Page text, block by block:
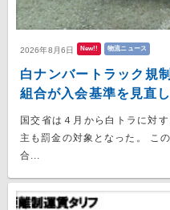
2026年8月6日 New!! 物流ニュース
白ナンバートラック規
組合が入会基準を見直
国交省は４月から白トラに対
主も罰金の対象となった。 こ
合...